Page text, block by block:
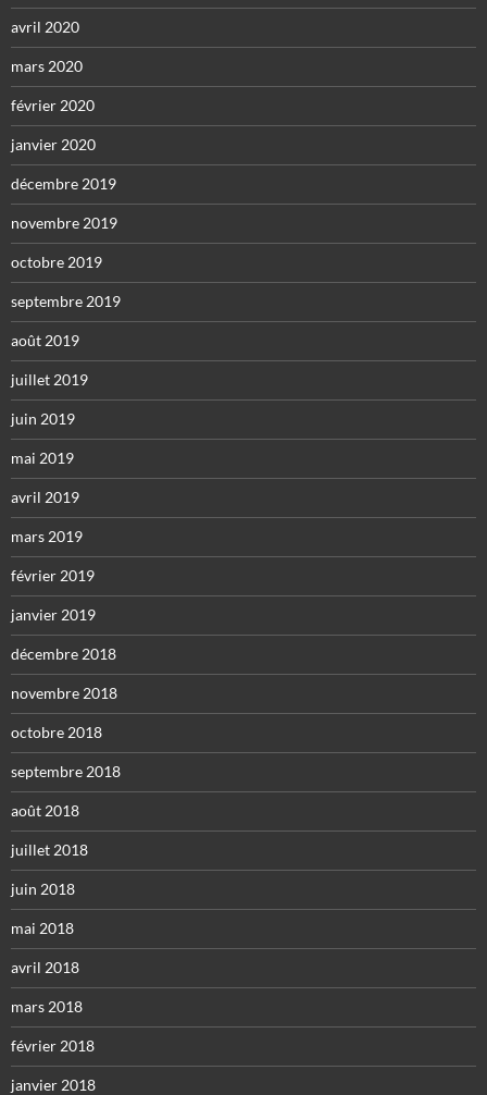
avril 2020
mars 2020
février 2020
janvier 2020
décembre 2019
novembre 2019
octobre 2019
septembre 2019
août 2019
juillet 2019
juin 2019
mai 2019
avril 2019
mars 2019
février 2019
janvier 2019
décembre 2018
novembre 2018
octobre 2018
septembre 2018
août 2018
juillet 2018
juin 2018
mai 2018
avril 2018
mars 2018
février 2018
janvier 2018